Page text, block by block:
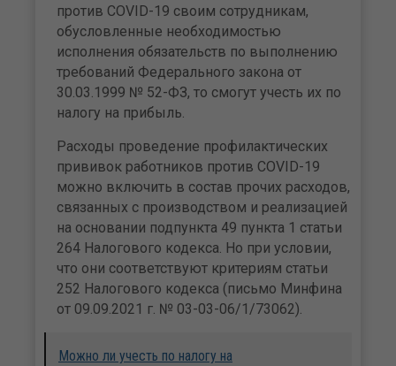
против COVID-19 своим сотрудникам,
обусловленные необходимостью
исполнения обязательств по выполнению
требований Федерального закона от
30.03.1999 № 52-ФЗ, то смогут учесть их по
налогу на прибыль.
Расходы проведение профилактических
прививок работников против COVID-19
можно включить в состав прочих расходов,
связанных с производством и реализацией
на основании подпункта 49 пункта 1 статьи
264 Налогового кодекса. Но при условии,
что они соответствуют критериям статьи
252 Налогового кодекса (письмо Минфина
от 09.09.2021 г. № 03-03-06/1/73062).
Можно ли учесть по налогу на